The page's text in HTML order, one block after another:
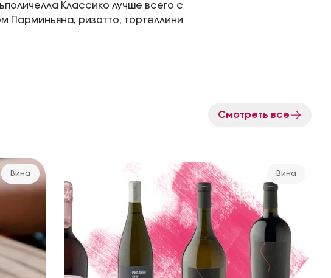
Классико лучше всего с
Парминьяна, ризотто, тортеллини
Смотреть все
Вина Вина